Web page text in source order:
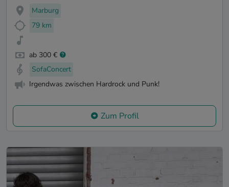
Marburg
79 km
ab 300 €
SofaConcert
Irgendwas zwischen Hardrock und Punk!
Zum Profil